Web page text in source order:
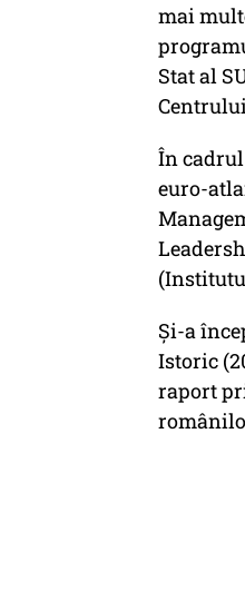
mai
Stat al
În
euro-
Și-a
Istoric
raport